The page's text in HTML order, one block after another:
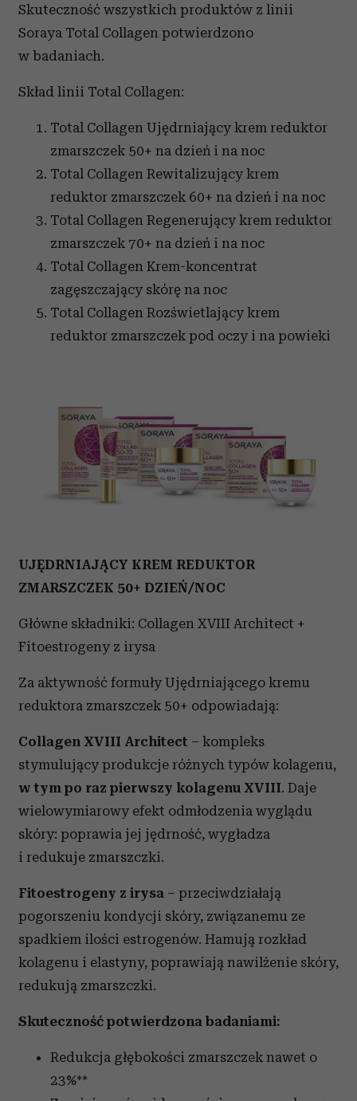
Skuteczność wszystkich produktów z linii
Soraya Total Collagen potwierdzono
w badaniach.
Skład linii Total Collagen:
Total Collagen Ujędrniający krem reduktor
zmarszczek 50+ na dzień i na noc
Total Collagen Rewitalizujący krem
reduktor zmarszczek 60+ na dzień i na noc
Total Collagen Regenerujący krem reduktor
zmarszczek 70+ na dzień i na noc
Total Collagen Krem-koncentrat
zagęszczający skórę na noc
Total Collagen Rozświetlający krem
reduktor zmarszczek pod oczy i na powieki
UJĘDRNIAJĄCY KREM REDUKTOR
ZMARSZCZEK 50+ DZIEŃ/NOC
Główne składniki: Collagen XVIII Architect +
Fitoestrogeny z irysa
Za aktywność formuły Ujędrniającego kremu
reduktora zmarszczek 50+ odpowiadają:
Collagen XVIII Architect – kompleks
stymulujący produkcje różnych typów kolagenu,
w tym po raz pierwszy kolagenu XVIII. Daje
wielowymiarowy efekt odmłodzenia wyglądu
skóry: poprawia jej jędrność, wygładza
i redukuje zmarszczki.
Fitoestrogeny z irysa – przeciwdziałają
pogorszeniu kondycji skóry, związanemu ze
spadkiem ilości estrogenów. Hamują rozkład
kolagenu i elastyny, poprawiają nawilżenie skóry,
redukują zmarszczki.
Skuteczność potwierdzona badaniami:
Redukcja głębokości zmarszczek nawet o
23%**